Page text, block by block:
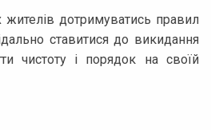
жителів дотримуватись правил
ставитися до викидання
чистоту і порядок на своїй